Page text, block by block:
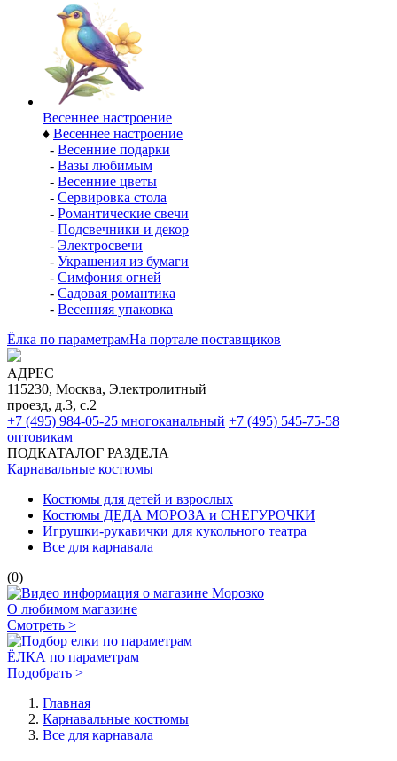
Весеннее настроение
♦ Весеннее настроение
- Весенние подарки
- Вазы любимым
- Весенние цветы
- Сервировка стола
- Романтические свечи
- Подсвечники и декор
- Электросвечи
- Украшения из бумаги
- Симфония огней
- Садовая романтика
- Весенняя упаковка
Ёлка по параметрамНа портале поставщиков
АДРЕС
115230, Москва, Электролитный
проезд, д.3, с.2
+7 (495) 984-05-25 многоканальный +7 (495) 545-75-58
оптовикам
ПОДКАТАЛОГ РАЗДЕЛА
Карнавальные костюмы
Костюмы для детей и взрослых
Костюмы ДЕДА МОРОЗА и СНЕГУРОЧКИ
Игрушки-рукавички для кукольного театра
Все для карнавала
(0)
О любимом магазине
Смотреть >
ЁЛКА по параметрам
Подобрать >
Главная
Карнавальные костюмы
Все для карнавала